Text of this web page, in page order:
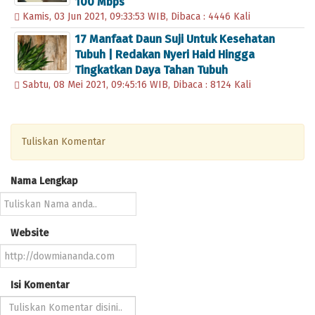
Kisah Sukses Google
Ana Ivanovic Dinobatkan Sebagai Ratu Tenis
Browser Safari Diklaim Paling Handal di
Sepatu Melayang Saat Bush Berpidato di Irak
Pidato Singkat Pembina Upacara Tema:
Jozeph Paul Zhang Pertanyakan Jahatnya
SCRIPT WEB PPDB ONLINE SESUAI
Jokowi: Saatnya Kita Bajak Momentum
Kamis, 03 Jun 2021, 09:33:53 WIB, Dibaca : 4446 Kali
17 Manfaat Daun Suji Untuk Kesehatan
Tubuh | Redakan Nyeri Haid Hingga
Tingkatkan Daya Tahan Tubuh
Sabtu, 08 Mei 2021, 09:45:16 WIB, Dibaca : 8124 Kali
Tuliskan Komentar
Nama Lengkap
Website
Isi Komentar